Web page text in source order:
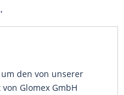
den von unserer
Glomex GmbH